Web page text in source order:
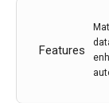
Features